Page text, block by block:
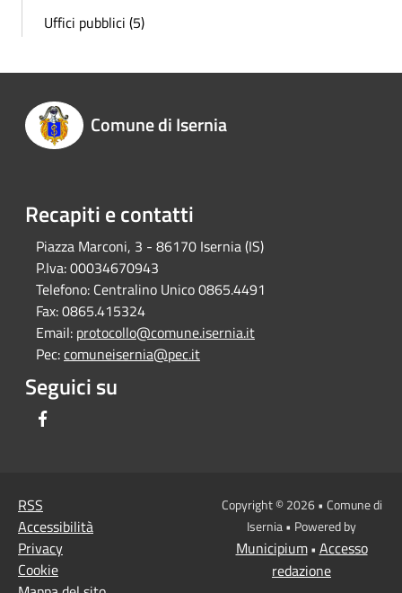
Uffici pubblici (5)
Comune di Isernia
Recapiti e contatti
Piazza Marconi, 3 - 86170 Isernia (IS)
P.Iva:00034670943
Telefono: Centralino Unico 0865.4491
Fax:0865.415324
Email: protocollo@comune.isernia.it
Pec:comuneisernia@pec.it
Seguici su
RSS
Accessibilità
Privacy
Cookie
Copyright © 2026 • Comune di
Isernia • Powered by
Municipium• Accesso
redazione